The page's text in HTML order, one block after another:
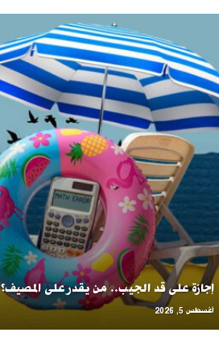
إجازة على قد الجيب.. من يقدر على المصيف؟
أغسطس 5, 2026